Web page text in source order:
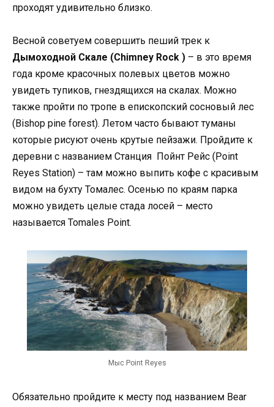
проходят удивительно близко.
Весной советуем совершить пеший трек к
Дымоходной Скале (Chimney Rock ) – в это время
года кроме красочных полевых цветов можно
увидеть тупиков, гнездящихся на скалах. Можно
также пройти по тропе в епископский сосновый лес
(Bishop pine forest). Летом часто бывают туманы
которые рисуют очень крутые пейзажи. Пройдите к
деревни с названием Cтанция Пойнт Рейс (Point
Reyes Station) – там можно выпить кофе с красивым
видом на бухту Томалес. Осенью по краям парка
можно увидеть целые стада лосей – место
называется Tomales Point.
Мыс Point Reyes
Обязательно пройдите к месту под названием Bear